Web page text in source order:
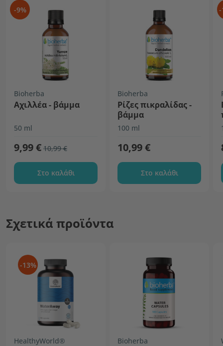
-9%
Bioherba
Αχιλλέα - βάμμα
50 ml
9,99 € 10,99 €
Στο καλάθι
Bioherba
Ρίζες πικραλίδας -
βάμμα
100 ml
10,99 €
Στο καλάθι
-
Σχετικά προϊόντα
-13%
HealthyWorld® Bioherba